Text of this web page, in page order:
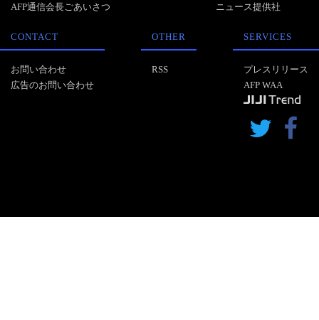
AFP通信会長ごあいさつ
ニュース提供社
CONTACT
お問い合わせ
広告のお問い合わせ
OTHER
RSS
SERVICES
プレスリリース
AFP WAA